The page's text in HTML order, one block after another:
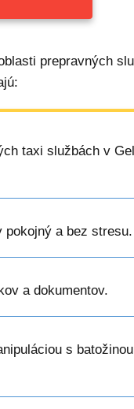
prepravných
taxi službách v
a bez stresu.
a dokumentov.
s batožinou